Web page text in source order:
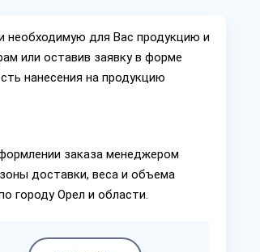
необходимую для Вас продукцию и
или оставив заявку в форме
нанесения на продукцию
заказа менеджером
доставки, веса и объема
городу Орел и области.